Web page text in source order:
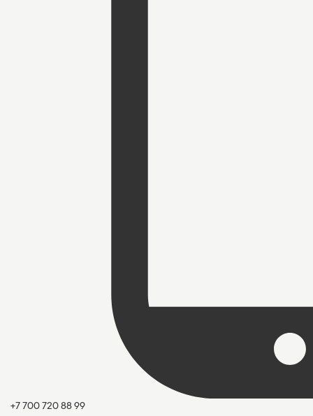
+7 700 720 88 99